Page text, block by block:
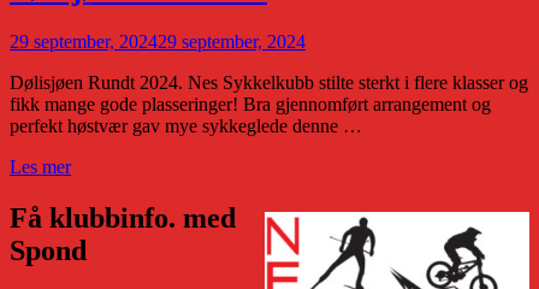
29 september, 202429 september, 2024
Dølisjøen Rundt 2024. Nes Sykkelkubb stilte sterkt i flere klasser og
fikk mange gode plasseringer! Bra gjennomført arrangement og
perfekt høstvær gav mye sykkeglede denne …
Dølisjøen
2024
Les mer
Få klubbinfo. med
Spond